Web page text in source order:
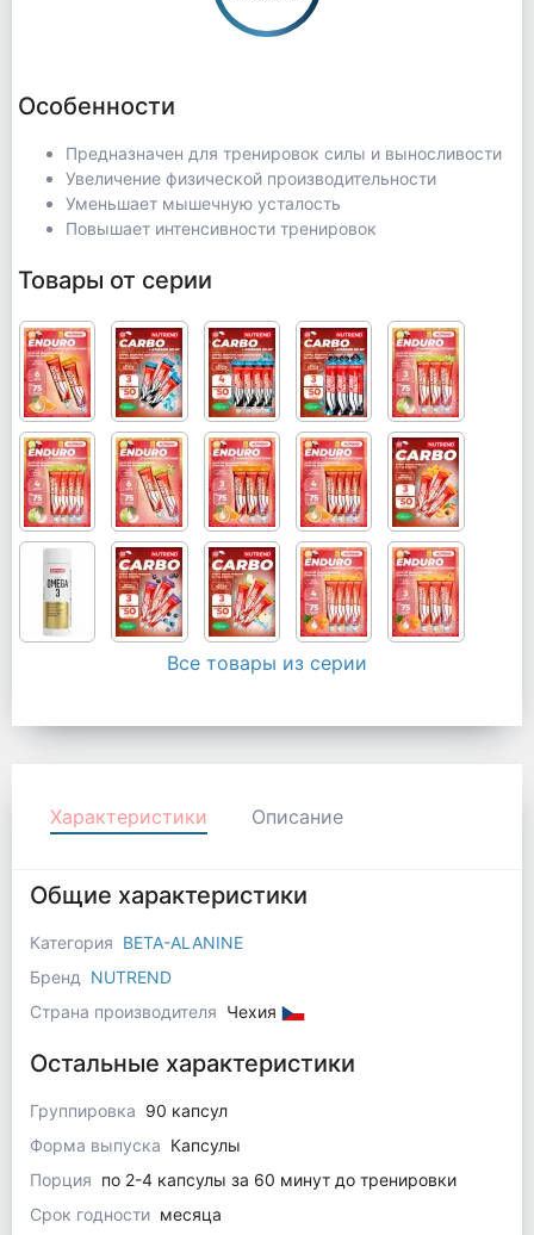
Особенности
Предназначен для тренировок силы и выносливости
Увеличение физической производительности
Уменьшает мышечную усталость
Повышает интенсивности тренировок
Товары от серии
Все товары из серии
Характеристики Описание
Общие характеристики
Категория BETA-ALANINE
Бренд
NUTREND
Страна производителя Чехия
Остальные характеристики
Группировка 90 капсул
Форма выпуска Капсулы
Порция по 2-4 капсулы за 60 минут до тренировки
Срок годности месяца